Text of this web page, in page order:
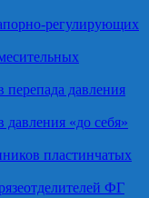
регулирующих
перепада давления
давления «до себя»
пластинчатых
ФГ